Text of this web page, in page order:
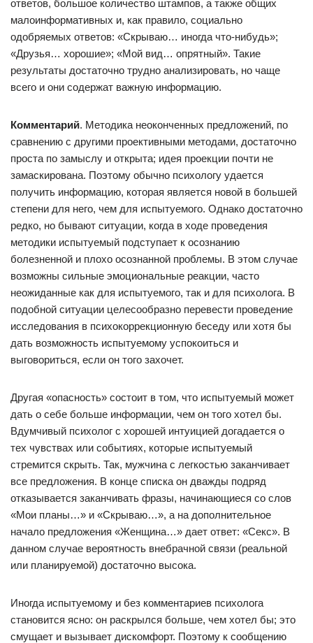
ответов, большое количество штампов, а также общих
малоинформативных и, как правило, социально
одобряемых ответов: «Скрываю… иногда что-нибудь»;
«Друзья… хорошие»; «Мой вид… опрятный». Такие
результаты достаточно трудно анализировать, но чаще
всего и они содержат важную информацию.
Комментарий. Методика неоконченных предложений, по
сравнению с другими проективными методами, достаточно
проста по замыслу и открыта; идея проекции почти не
замаскирована. Поэтому обычно психологу удается
получить информацию, которая является новой в большей
степени для него, чем для испытуемого. Однако достаточно
редко, но бывают ситуации, когда в ходе проведения
методики испытуемый подступает к осознанию
болезненной и плохо осознанной проблемы. В этом случае
возможны сильные эмоциональные реакции, часто
неожиданные как для испытуемого, так и для психолога. В
подобной ситуации целесообразно перевести проведение
исследования в психокоррекционную беседу или хотя бы
дать возможность испытуемому успокоиться и
выговориться, если он того захочет.
Другая «опасность» состоит в том, что испытуемый может
дать о себе больше информации, чем он того хотел бы.
Вдумчивый психолог с хорошей интуицией догадается о
тех чувствах или событиях, которые испытуемый
стремится скрыть. Так, мужчина с легкостью заканчивает
все предложения. В конце списка он дважды подряд
отказывается заканчивать фразы, начинающиеся со слов
«Мои планы…» и «Скрываю…», а на дополнительное
начало предложения «Женщина…» дает ответ: «Секс». В
данном случае вероятность внебрачной связи (реальной
или планируемой) достаточно высока.
Иногда испытуемому и без комментариев психолога
становится ясно: он раскрылся больше, чем хотел бы; это
смущает и вызывает дискомфорт. Поэтому к сообщению